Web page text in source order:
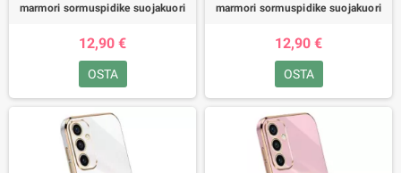
marmori sormuspidike suojakuori
12,90 €
OSTA
marmori sormuspidike suojakuori
12,90 €
OSTA